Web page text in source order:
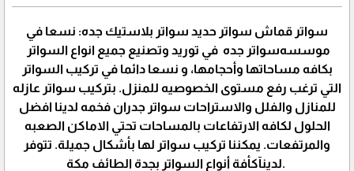
سواتر قماش سواتر حديد سواتر بلاستيك جده: نسعا في
بكافه مساحاتها وأحجامها، و نسعا دائما في تركيب السواتر
التي ترغب رفع مستوى الخصوصيه للمنزل. بتركيب سواتر عازله
للمنازل والفلل والاستراحات سواتر جدران فخمه لدينا افضل
الحلول لكافه الارتفاعات بالمساحات تحتي الاماكن الصعبه
والمرتفعات. يمكننا تركيب سواتر لها بأشكال جميلة. تتوفر
لدينآكأفة أنواع السواتر بجدة الطائف مكة.